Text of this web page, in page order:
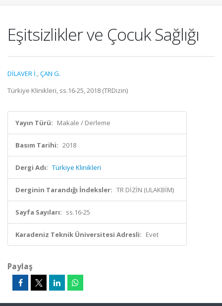
Eşitsizlikler ve Çocuk Sağlığı
DİLAVER İ.,ÇAN G.
Türkiye Klinikleri, ss.16-25, 2018 (TRDizin)
Yayın Türü: Makale / Derleme
Basım Tarihi: 2018
Dergi Adı: Türkiye Klinikleri
Derginin Tarandığı İndeksler: TR DİZİN (ULAKBİM)
Sayfa Sayıları: ss.16-25
Karadeniz Teknik Üniversitesi Adresli: Evet
Paylaş